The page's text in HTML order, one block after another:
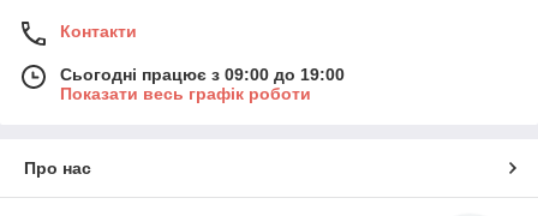
Контакти
Сьогодні працює з 09:00 до 19:00
Показати весь графік роботи
Про нас